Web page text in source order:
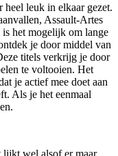
heel leuk in elkaar gezet.
Assault-Artes
het mogelijk om lange
je door middel van
titels verkrijg je door
te voltooien. Het
je actief mee doet aan
Als je het eenmaal
lijkt wel alsof er maar